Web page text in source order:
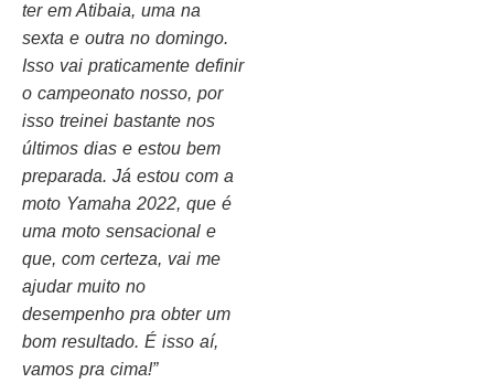
ter em Atibaia, uma na
sexta e outra no domingo.
Isso vai praticamente definir
o campeonato nosso, por
isso treinei bastante nos
últimos dias e estou bem
preparada. Já estou com a
moto Yamaha 2022, que é
uma moto sensacional e
que, com certeza, vai me
ajudar muito no
desempenho pra obter um
bom resultado. É isso aí,
vamos pra cima!”